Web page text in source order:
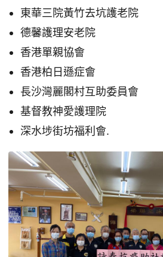
東華三院黃竹去坑護老院
德馨護理安老院
香港單親協會
香港柏日遜症會
長沙灣麗閣村互助委員會
基督教神愛護理院
深水埗街坊福利會.